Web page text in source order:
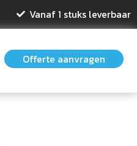
Vanaf 1 stuks leverbaar
Offerte aanvragen